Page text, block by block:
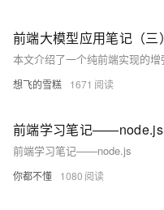
想飞的雪糕 1671
前端学习笔记——node.js
前端学习笔记——node.js
你都不懂 1080